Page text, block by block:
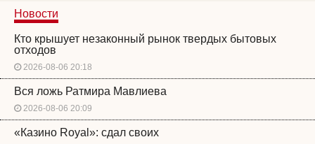
Новости
Кто крышует незаконный рынок твердых бытовых
отходов
2026-08-06 20:18
Вся ложь Ратмира Мавлиева
2026-08-06 20:09
«Казино Royal»: сдал своих